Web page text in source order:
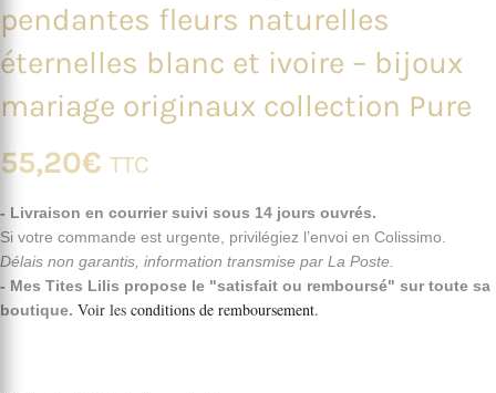
pendantes fleurs naturelles
éternelles blanc et ivoire – bijoux
mariage originaux collection Pure
55,20€ TTC
- Livraison en courrier suivi sous 14 jours ouvrés.
Si votre commande est urgente, privilégiez l’envoi en Colissimo.
Délais non garantis, information transmise par La Poste.
- Mes Tites Lilis propose le "satisfait ou remboursé" sur toute sa
boutique. Voir les conditions de remboursement.